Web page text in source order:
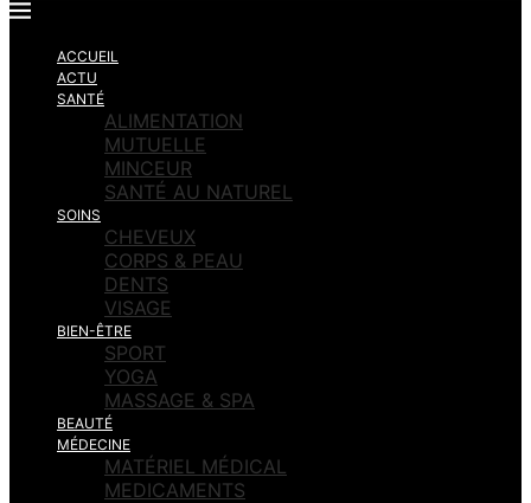
ACCUEIL
ACTU
SANTÉ
ALIMENTATION
MUTUELLE
MINCEUR
SANTÉ AU NATUREL
SOINS
CHEVEUX
CORPS & PEAU
DENTS
VISAGE
BIEN-ÊTRE
SPORT
YOGA
MASSAGE & SPA
BEAUTÉ
MÉDECINE
MATÉRIEL MÉDICAL
MEDICAMENTS